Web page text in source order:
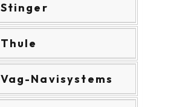
Stinger
Thule
Vag-Navisystems